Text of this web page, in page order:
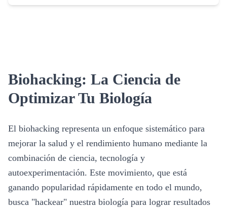
Biohacking: La Ciencia de
Optimizar Tu Biología
El biohacking representa un enfoque sistemático para
mejorar la salud y el rendimiento humano mediante la
combinación de ciencia, tecnología y
autoexperimentación. Este movimiento, que está
ganando popularidad rápidamente en todo el mundo,
busca "hackear" nuestra biología para lograr resultados